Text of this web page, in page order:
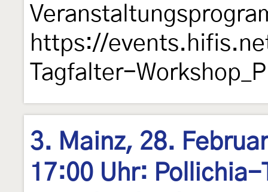
https://
Tagfalter-
3. Mainz, 28.
17:00 Uhr: Pollichia-